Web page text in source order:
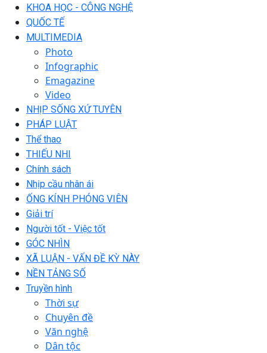
KHOA HỌC - CÔNG NGHỆ
QUỐC TẾ
MULTIMEDIA
Photo
Infographic
Emagazine
Video
NHỊP SỐNG XỨ TUYÊN
PHÁP LUẬT
Thể thao
THIẾU NHI
Chính sách
Nhịp cầu nhân ái
ỐNG KÍNH PHÓNG VIÊN
Giải trí
Người tốt - Việc tốt
GÓC NHÌN
XÃ LUẬN - VẤN ĐỀ KỲ NÀY
NỀN TẢNG SỐ
Truyền hình
Thời sự
Chuyên đề
Văn nghệ
Dân tộc